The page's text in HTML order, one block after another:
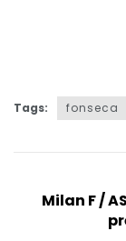
Tags: fonseca
Milan F /